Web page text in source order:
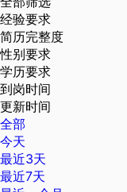
经验要求
简历完整度
性别要求
学历要求
到岗时间
更新时间
全部
今天
最近3天
最近7天